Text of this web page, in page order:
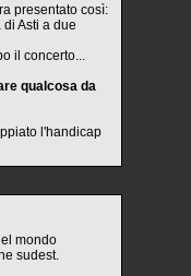
presentato così:
Asti a due
il concerto...
qualcosa da
l'handicap
mondo
sudest.